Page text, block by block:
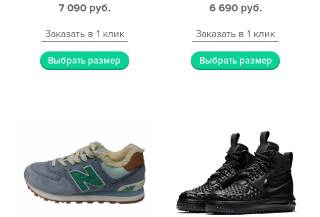
7 090 руб.
Заказать в 1 клик
Выбрать размер
6 690 руб.
Заказать в 1 клик
Выбрать размер